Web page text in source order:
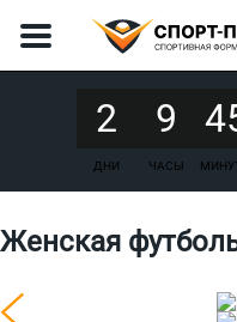
2
ДНИ
9
ЧАСЫ
Женская